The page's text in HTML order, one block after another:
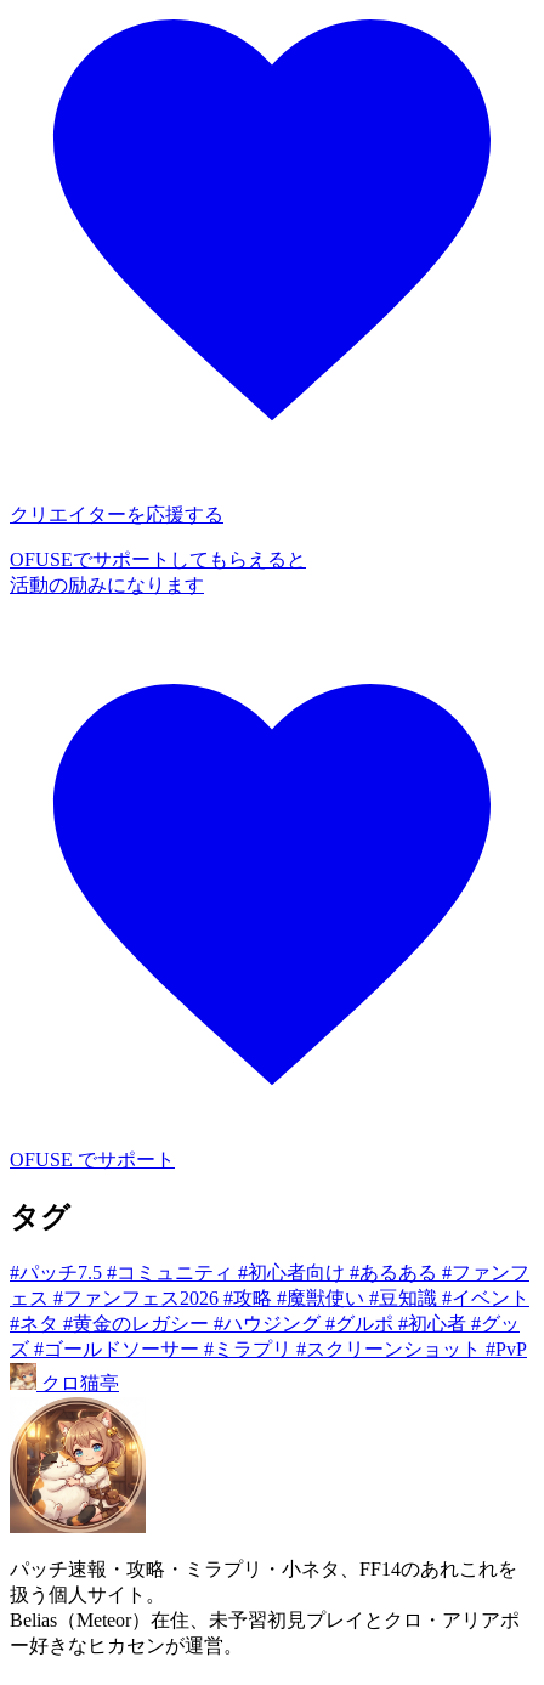
クリエイターを応援する
OFUSEでサポートしてもらえると
活動の励みになります
OFUSE でサポート
タグ
#パッチ7.5 #コミュニティ #初心者向け #あるある #ファンフ
ェス #ファンフェス2026 #攻略 #魔獣使い #豆知識 #イベント
#ネタ #黄金のレガシー #ハウジング #グルポ #初心者 #グッ
ズ #ゴールドソーサー #ミラプリ #スクリーンショット #PvP
クロ猫亭
パッチ速報・攻略・ミラプリ・小ネタ、FF14のあれこれを
扱う個人サイト。
Belias（Meteor）在住、未予習初見プレイとクロ・アリアポ
ー好きなヒカセンが運営。